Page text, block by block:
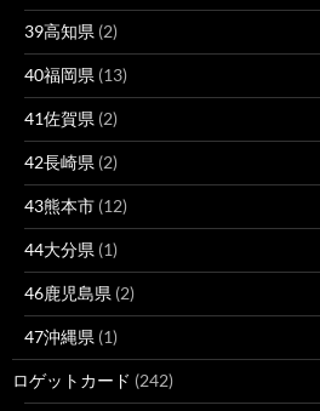
39高知県 (2)
40福岡県 (13)
41佐賀県 (2)
42長崎県 (2)
43熊本市 (12)
44大分県 (1)
46鹿児島県 (2)
47沖縄県 (1)
ロゲットカード (242)